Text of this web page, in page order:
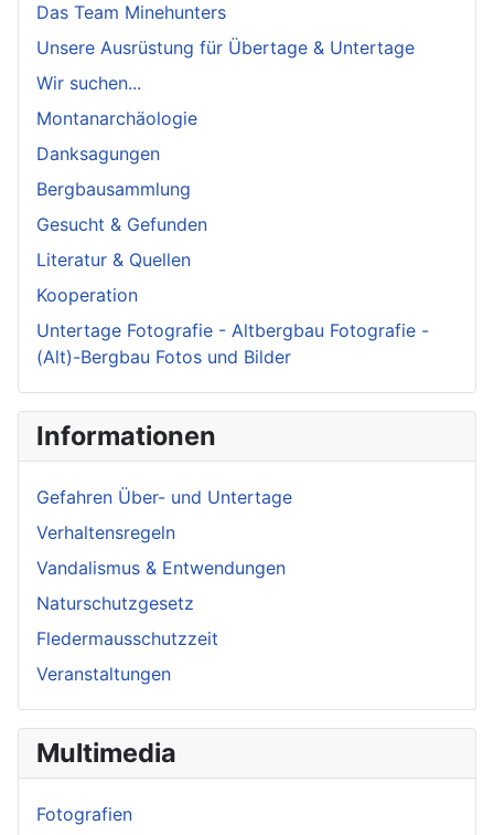
Das Team Minehunters
Unsere Ausrüstung für Übertage & Untertage
Wir suchen...
Montanarchäologie
Danksagungen
Bergbausammlung
Gesucht & Gefunden
Literatur & Quellen
Kooperation
Untertage Fotografie - Altbergbau Fotografie -
(Alt)-Bergbau Fotos und Bilder
Informationen
Gefahren Über- und Untertage
Verhaltensregeln
Vandalismus & Entwendungen
Naturschutzgesetz
Fledermausschutzzeit
Veranstaltungen
Multimedia
Fotografien